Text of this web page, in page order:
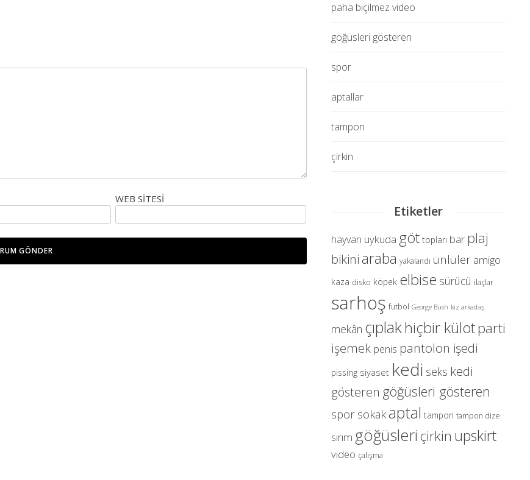
WEB SITESI
paha biçilmez video
göğüsleri gösteren
spor
aptallar
tampon
çirkin
Etiketler
hayvan uykuda göt topları bar plaj
bikiniaraba yakalandı ünlüler amigo
kaza disko köpek elbise sürücü ilaçlar
sarhoş futbol George Bush kız arkadaş
mekân çıplakhiçbir külotparti
işemek penis pantolon işedi
pissing siyaset kedi seks kedi
gösteren göğüsleri gösteren
spor sokakaptal tampon tampon dize
sırım göğüsleri çirkin upskirt
video çalışma